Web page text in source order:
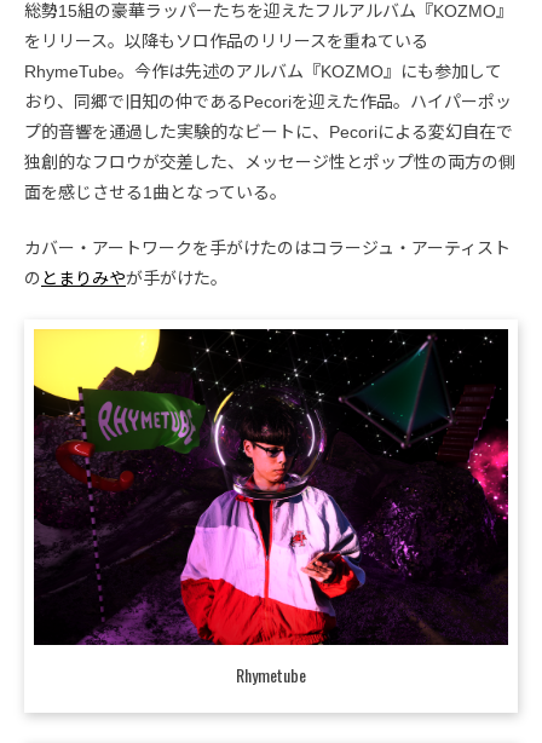
総勢15組の豪華ラッパーたちを迎えたフルアルバム『KOZMO』
をリリース。以降もソロ作品のリリースを重ねている
RhymeTube。今作は先述のアルバム『KOZMO』にも参加して
おり、同郷で旧知の仲であるPecoriを迎えた作品。ハイパーポッ
プ的音響を通過した実験的なビートに、Pecoriによる変幻自在で
独創的なフロウが交差した、メッセージ性とポップ性の両方の側
面を感じさせる1曲となっている。
カバー・アートワークを手がけたのはコラージュ・アーティスト
の とまりみやが手がけた。
Rhymetube